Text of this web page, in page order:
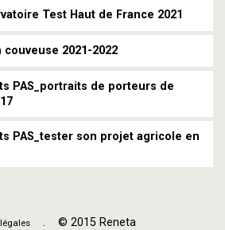
Test Haut de France 2021
couveuse 2021-2022
PAS_portraits de porteurs de
PAS_tester son projet agricole en
. © 2015 Reneta